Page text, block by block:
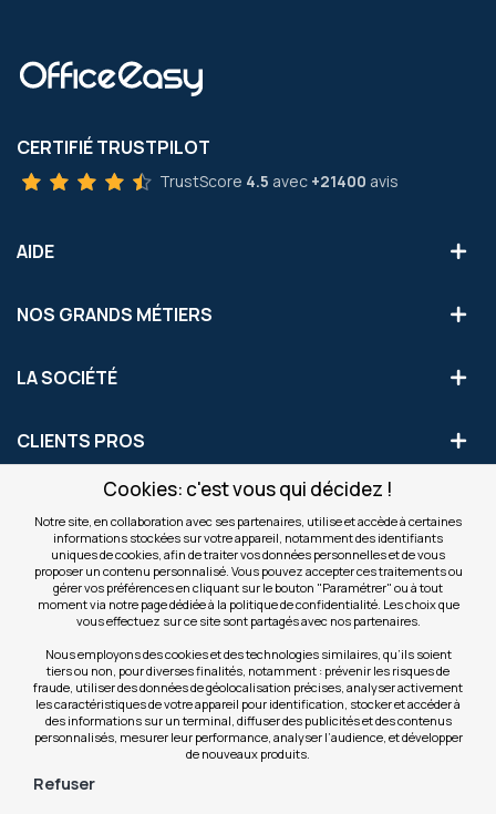
Cookies: c'est vous qui décidez !
Notre site, en collaboration avec ses partenaires, utilise et accède à certaines
informations stockées sur votre appareil, notamment des identifiants
uniques de cookies, afin de traiter vos données personnelles et de vous
proposer un contenu personnalisé. Vous pouvez accepter ces traitements ou
gérer vos préférences en cliquant sur le bouton "Paramétrer" ou à tout
moment via notre page dédiée à la politique de confidentialité. Les choix que
vous effectuez sur ce site sont partagés avec nos partenaires.
Nous employons des cookies et des technologies similaires, qu’ils soient
tiers ou non, pour diverses finalités, notamment : prévenir les risques de
fraude, utiliser des données de géolocalisation précises, analyser activement
les caractéristiques de votre appareil pour identification, stocker et accéder à
des informations sur un terminal, diffuser des publicités et des contenus
personnalisés, mesurer leur performance, analyser l’audience, et développer
de nouveaux produits.
Refuser
CERTIFIÉ TRUSTPILOT
TrustScore 4.5 avec +21400 avis
AIDE
NOS GRANDS MÉTIERS
LA SOCIÉTÉ
CLIENTS PROS
S'INSCRIRE AUX OFFRES COMMERCIALES
Inscription
notre
newsletter
Valider
NOS SITES